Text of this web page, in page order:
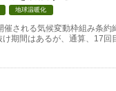
地球温暖化
される気候変動枠組み条約
期間はあるが、通算、17回